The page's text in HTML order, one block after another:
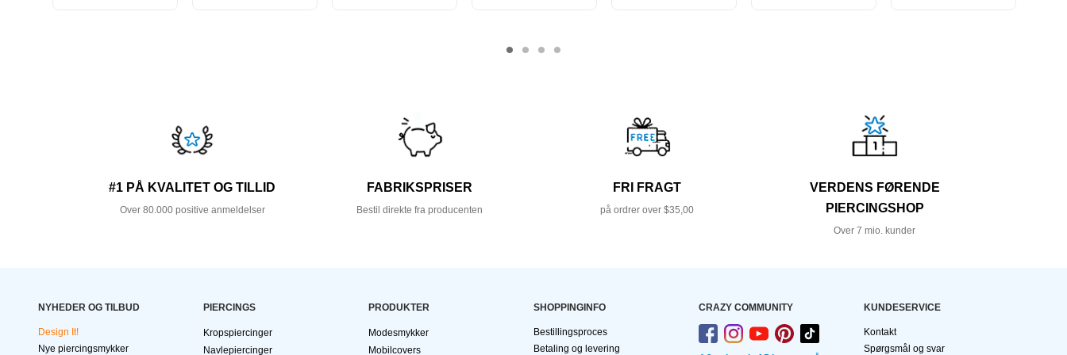
#1 PÅ KVALITET OG TILLID
Over 80.000 positive anmeldelser
FABRIKSPRISER
Bestil direkte fra producenten
FRI FRAGT
på ordrer over $35,00
VERDENS FØRENDE
PIERCINGSHOP
Over 7 mio. kunder
NYHEDER OG TILBUD
Design It!
Nye piercingsmykker
PIERCINGS
Kropspiercinger
Navlepiercinger
PRODUKTER
Modesmykker
Mobilcovers
SHOPPINGINFO
Bestillingsproces
Betaling og levering
CRAZY COMMUNITY KUNDESERVICE
Kontakt
Spørgsmål og svar